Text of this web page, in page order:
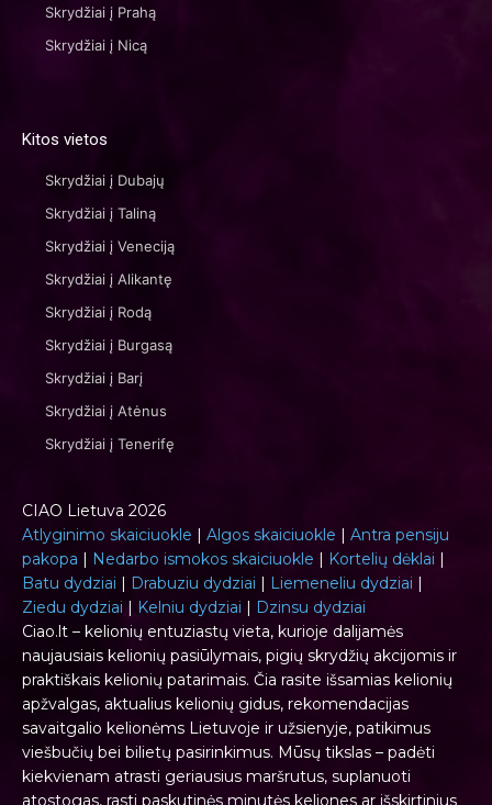
Skrydžiai į Prahą
Skrydžiai į Nicą
Kitos vietos
Skrydžiai į Dubajų
Skrydžiai į Taliną
Skrydžiai į Veneciją
Skrydžiai į Alikantę
Skrydžiai į Rodą
Skrydžiai į Burgasą
Skrydžiai į Barį
Skrydžiai į Atėnus
Skrydžiai į Tenerifę
CIAO Lietuva 2026
Atlyginimo skaiciuokle | Algos skaiciuokle | Antra pensiju
pakopa | Nedarbo ismokos skaiciuokle | Kortelių dėklai |
Batu dydziai | Drabuziu dydziai | Liemeneliu dydziai |
Ziedu dydziai | Kelniu dydziai | Dzinsu dydziai
Ciao.lt – kelionių entuziastų vieta, kurioje dalijamės
naujausiais kelionių pasiūlymais, pigių skrydžių akcijomis ir
praktiškais kelionių patarimais. Čia rasite išsamias kelionių
apžvalgas, aktualius kelionių gidus, rekomendacijas
savaitgalio kelionėms Lietuvoje ir užsienyje, patikimus
viešbučių bei bilietų pasirinkimus. Mūsų tikslas – padėti
kiekvienam atrasti geriausius maršrutus, suplanuoti
atostogas, rasti paskutinės minutės keliones ar išskirtinius